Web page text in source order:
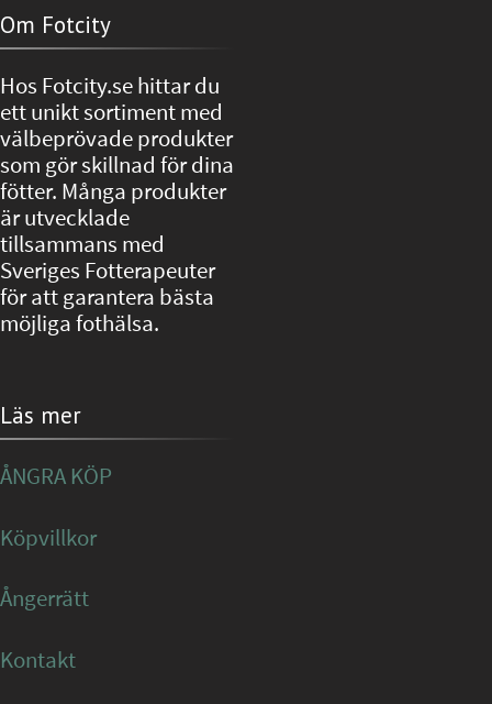
Om Fotcity
Hos Fotcity.se hittar du
ett unikt sortiment med
välbeprövade produkter
som gör skillnad för dina
fötter. Många produkter
är utvecklade
tillsammans med
Sveriges Fotterapeuter
för att garantera bästa
möjliga fothälsa.
Läs mer
ÅNGRA KÖP
Köpvillkor
Ångerrätt
Kontakt